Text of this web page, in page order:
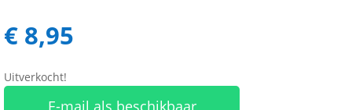
€ 8,95
Uitverkocht!